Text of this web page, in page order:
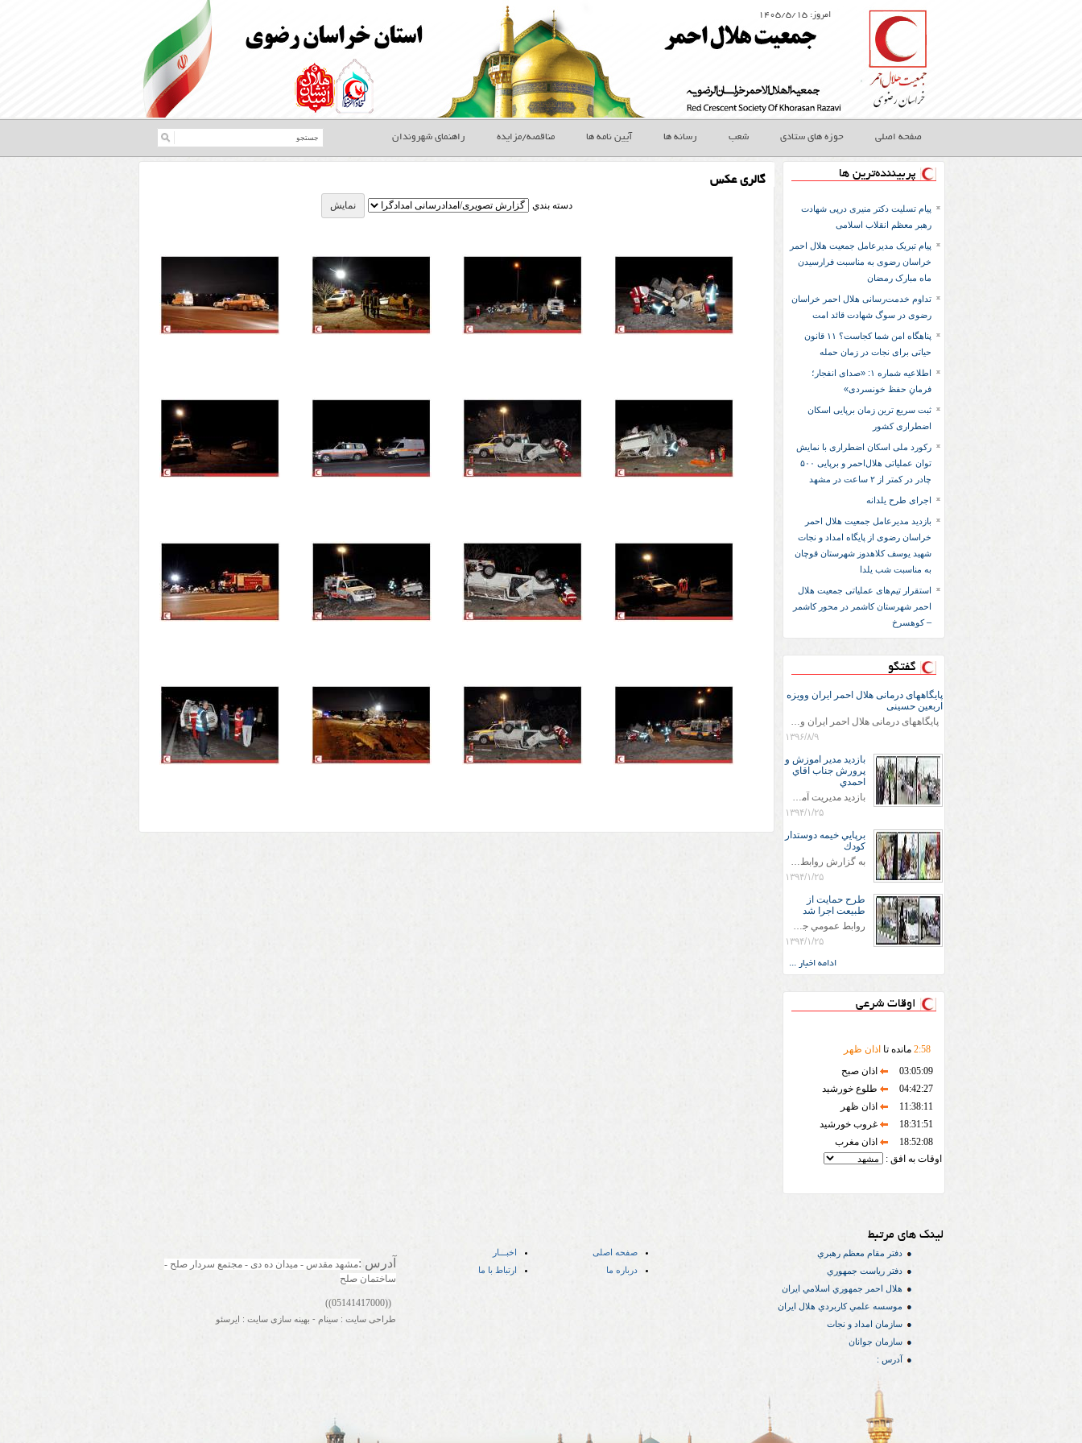
امروز: ۱۴۰۵/۵/۱۵
صفحه اصلی حوزه های ستادی شعب رسانه ها آیین نامه ها مناقصه/مزایده راهنمای شهروندان
پربیننده‌ترین ها
پیام تسلیت دکتر منیری درپی شهادت
رهبر معظم انقلاب اسلامی
پیام تبریک مدیرعامل جمعیت هلال احمر
خراسان رضوی به مناسبت فرارسیدن
ماه مبارک رمضان
تداوم خدمت‌رسانی هلال احمر خراسان
رضوی در سوگ شهادت قائد امت
پناهگاه امن شما کجاست؟ ۱۱ قانون
حیاتی برای نجات در زمان حمله
اطلاعیه شماره ۱: «صدای انفجار؛
فرمانِ حفظ خونسردی»
ثبت سریع‌ ترین زمان برپایی اسکان
اضطراری کشور
رکورد ملی اسکان اضطراری با نمایش
توان عملیاتی هلال‌احمر و برپایی ۵۰۰
چادر در کمتر از ۲ ساعت در مشهد
اجرای طرح یلدانه
بازدید مدیرعامل جمعیت هلال احمر
خراسان رضوی از پایگاه امداد و نجات
شهید یوسف کلاهدوز شهرستان قوچان
به مناسبت شب یلدا
استقرار تیم‌های عملیاتی جمعیت هلال
احمر شهرستان کاشمر در محور کاشمر
– کوهسرخ
گفتگو
پایگاههای درمانی هلال احمر ایران وویزه
اربعین حسینی
پایگاههای درمانی هلال احمر ایران وویزه اربعین حسینی
۱۳۹۶/۸/۹
بازديد مدير اموزش و
پرورش جناب اقاي
احمدي
بازديد مديريت آموزش و پروش جناب اقاي احمدي به همراه اعضاي ستاد اسكان آموزش و پروش شهرستان سرخس در ساعت 11:30 در مورخه 11/1/1394 صورت گرفت و مسئولین با حضور در پست مسافرين نوروزی كه جمعیت هلال احمر شهرستان از نزدیک در جریان روند اجرای طرح های قرار گرفتند .
۱۳۹۴/۱/۲۵
برپايي خيمه دوستدار
كودك
به گزارش روابط عمومي جمعيت هلال احمر شهرستان سرخس علاوه بر اجرای خدمات امدادی، راهنمایی های گردشگری و موقعیت های جغرافیایی و برپایی چادرهای سلامت به منظور سنجش رایگان فشار و قندخون مسافران، ، خيمه هايي.با عنوان دوستدار کودک تجهیزشده که دراین فضا کودکان مراجعه کننده از طریق نقاشی و سایر هنرهای تجسمی با مفاهیم جمعیت هلال احمر و اصول هفتگانه آن آشنا می شوند. به دليل حضور چشم گير كودكان و خانواده ها سعی شده در قالب های متناسب با سنین کودکان مراجعه کنند
۱۳۹۴/۱/۲۵
طرح حمايت از
طبيعت اجرا شد
روابط عمومي جمعيت هلال احمر سرخس جمعيت هلال احمر سرخس در روز طبيعت جوانان جمعيت هلال احمر سرخس در راستاي حفاظت و حمايت از محيط زيست با انگيزه داشتن طبيعت زيبا و بدون زباله و جهت فرهنگ سازي طرح حمايت از طبيعت را اجرا نمودند. اين طرح با رويكرد حمايتي و اموزشي در خصوص اشتي باطبيعت اجرا شد و در اين طرح 700 عدد كيسه زباله وبروشور در خروجي هاي شهر بين همشهريان و مسافرين نوروزي توزيع گرديد و در راه بازگشت كيسه هاي زباله توسط همشهريان به مامورين محترم شهرداري مستقر در ورودي شهر
۱۳۹۴/۱/۲۵
ادامه اخبار ...
اوقات شرعی
2:58 مانده تا اذان ظهر
03:05:09
اذان صبح
04:42:27
طلوع خورشید
11:38:11
اذان ظهر
18:31:51
غروب خورشید
18:52:08
اذان مغرب
اوقات به افق :
گالری عکس
دسته بندي
لینک های مرتبط
دفتر مقام معظم رهبري
دفتر رياست جمهوري
هلال احمر جمهوري اسلامي ايران
موسسه علمي كاربردي هلال ایران
سازمان امداد و نجات
سازمان جوانان
آدرس :
صفحه اصلی
اخبـــار
درباره ما
ارتباط با ما آدرس :
ساختمان صلح
((05141417000))
طراحی سایت : سینام - بهینه سازی سایت : ایرسئو